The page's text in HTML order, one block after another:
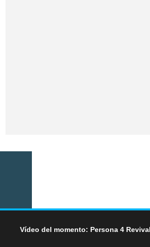
Vídeo del momento: Persona 4